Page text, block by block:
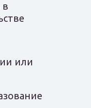
в
или